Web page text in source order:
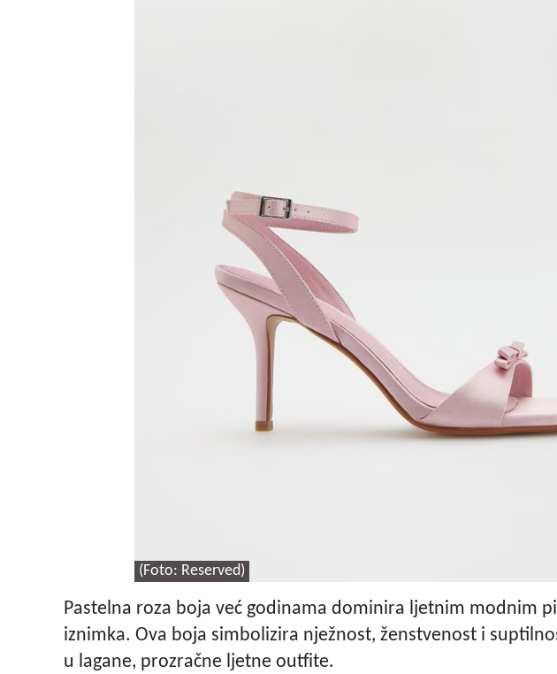
(Foto: Reserved)
Pastelna roza boja već godinama dominira ljetnim modnim
iznimka. Ova boja simbolizira nježnost, ženstvenost i
u lagane, prozračne ljetne outfite.